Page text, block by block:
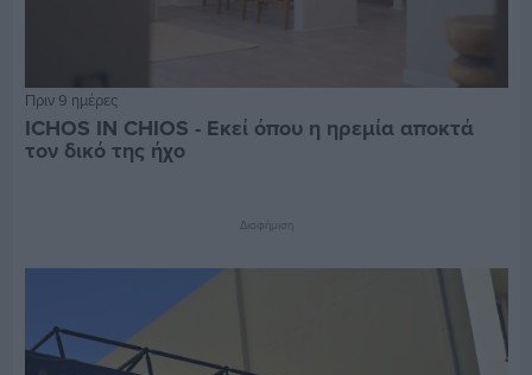
Πριν 9 ημέρες
ICHOS IN CHIOS - Εκεί όπου η ηρεμία αποκτά
τον δικό της ήχο
Διαφήμιση